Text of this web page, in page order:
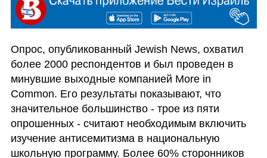
Опрос, опубликованный Jewish News, охватил
более 2000 респондентов и был проведен в
минувшие выходные компанией More in
Common. Его результаты показывают, что
значительное большинство - трое из пяти
опрошенных - считают необходимым включить
изучение антисемитизма в национальную
школьную программу. Более 60% сторонников